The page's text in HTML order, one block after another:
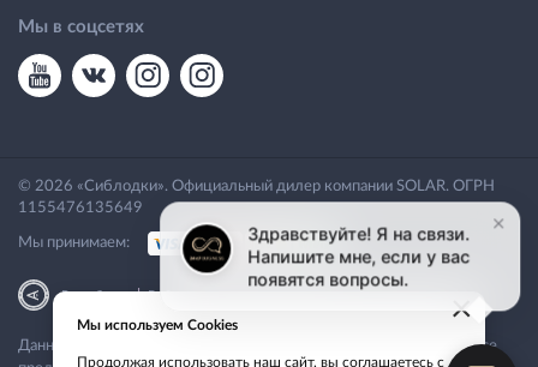
Мы в соцсетях
© 2026 «Сиблодки». Официальный дилер компании SOLAR. ОГРН
1155476135649
Мы принимаем:
Разработка|Веб-аналитика
Данный сайт носит исключительно информационный характер. Все
×
Мы используем Cookies
Продолжая использовать наш сайт, вы соглашаетесь с